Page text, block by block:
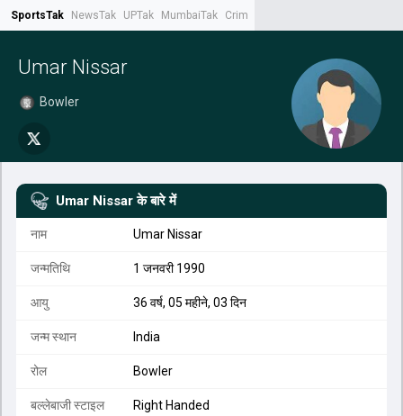
SportsTak NewsTak UPTak MumbaiTak CrimeTak
Umar Nissar
Bowler
Umar Nissar के बारे में
नाम Umar Nissar
जन्मतिथि 1 जनवरी 1990
आयु 36 वर्ष, 05 महीने, 03 दिन
जन्म स्थान India
रोल Bowler
बल्लेबाजी स्टाइल Right Handed